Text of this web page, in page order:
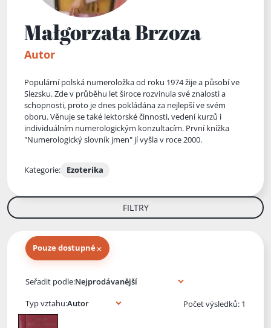
Małgorzata Brzoza
Autor
Populární polská numeroložka od roku 1974 žije a působí ve
Slezsku. Zde v průběhu let široce rozvinula své znalosti a
schopnosti, proto je dnes pokládána za nejlepší ve svém
oboru. Věnuje se také lektorské činnosti, vedení kurzů i
individuálním numerologickým konzultacím. První knížka
"Numerologický slovník jmen" jí vyšla v roce 2000.
Kategorie: Ezoterika
FILTRY
Pouze dostupné×
Seřadit podle:
Typ vztahu:
Počet výsledků: 1